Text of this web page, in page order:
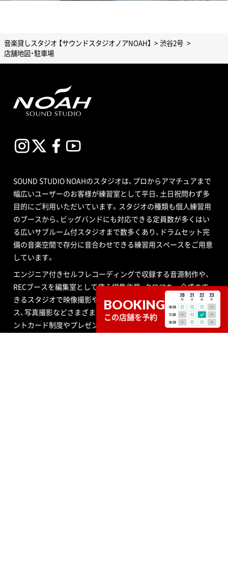
BOOKING
この店舗を予約
音楽貸しスタジオ 【サウンドスタジオノアNOAH】
渋谷2号
店舗地図・駐車場
SOUND STUDIO NOAHのスタジオは、プロからアマチュアまで
幅広いユーザーのお客様が練習室として平日、土日祝問わず多
目的にご利用いただいています。スタジオの種類も個人練習用
のブースから、ビッグバンドにも対応できる定員数が多くはい
る広いサブルーム付スタジオまで数多くあり、ドラムセット完
備の音楽空間で存分に音合わせできる練習用スペースをご用意
しています。
エンジニア付きセルフレコーディングで収録する音源制作や、
RECブースを編集室として使う編集作業、クロマキー合成ので
きるスタジオで映像撮影や映像編集・制作、配信ができるサービ
ス、写真撮影などさまざまなニーズにも対応いたします。ポイ
ントカード制度やプレゼントが当たるメルマガ情報も配信中。